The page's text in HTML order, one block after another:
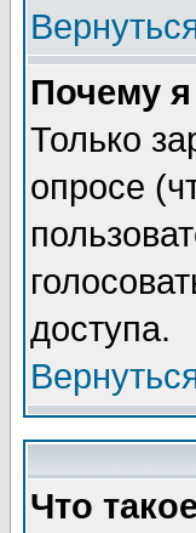
Почему
Только
опросе
доступа.
Что